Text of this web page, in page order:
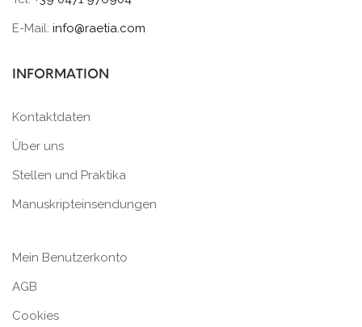
E-Mail: info@raetia.com
INFORMATION
Kontaktdaten
Über uns
Stellen und Praktika
Manuskripteinsendungen
Mein Benutzerkonto
AGB
Cookies